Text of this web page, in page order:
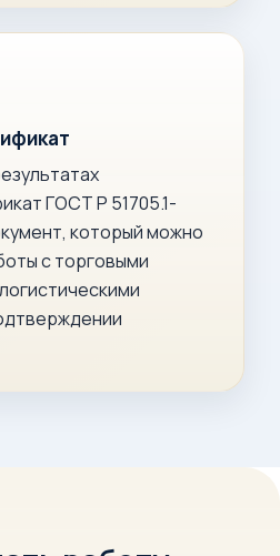
ГОСТ Р 51705.1-
который можно
с торговыми